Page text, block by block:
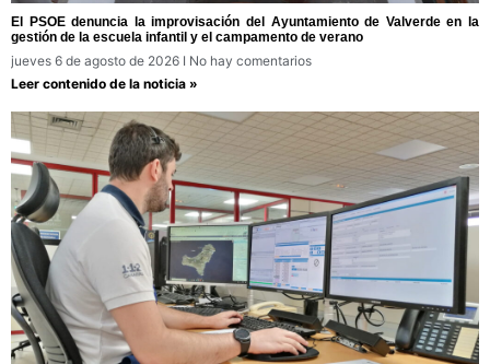
El PSOE denuncia la improvisación del Ayuntamiento de Valverde en la
gestión de la escuela infantil y el campamento de verano
jueves 6 de agosto de 2026
No hay comentarios
Leer contenido de la noticia »